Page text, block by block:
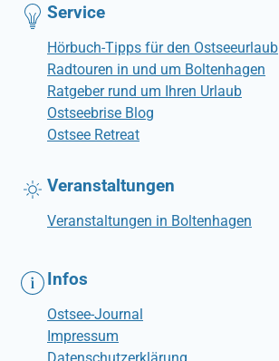
Service
Hörbuch-Tipps für den Ostseeurlaub
Radtouren in und um Boltenhagen
Ratgeber rund um Ihren Urlaub
Ostseebrise Blog
Ostsee Retreat
Veranstaltungen
Veranstaltungen in Boltenhagen
Infos
Ostsee-Journal
Impressum